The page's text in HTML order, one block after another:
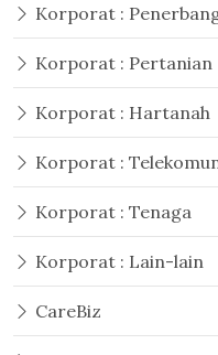
Korporat :
Korporat : Pertanian
Korporat : Hartanah
Korporat :
Korporat : Tenaga
Korporat : Lain-lain
CareBiz